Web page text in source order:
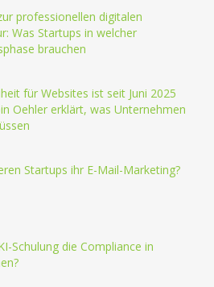
professionellen digitalen
Was Startups in welcher
brauchen
für Websites ist seit Juni 2025
Oehler erklärt, was Unternehmen
Startups ihr E-Mail-Marketing?
Schulung die Compliance in